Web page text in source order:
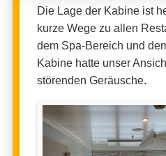
Die Lage der Kabine ist
kurze Wege zu allen
dem Spa-Bereich und
Kabine hatte unser
störenden Geräusche.